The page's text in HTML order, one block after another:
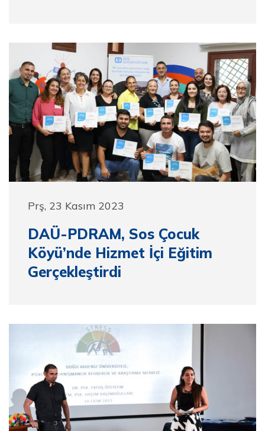
Prş, 23 Kasım 2023
DAÜ-PDRAM, Sos Çocuk
Köyü’nde Hizmet İçi Eğitim
Gerçekleştirdi